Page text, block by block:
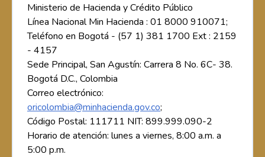
Ministerio de Hacienda y Crédito Público
Línea Nacional Min Hacienda : 01 8000 910071;
Teléfono en Bogotá - (57 1) 381 1700 Ext : 2159
- 4157
Sede Principal, San Agustín: Carrera 8 No. 6C- 38.
Bogotá D.C., Colombia
Correo electrónico:
oricolombia@minhacienda.gov.co;
Código Postal: 111711 NIT: 899.999.090-2
Horario de atención: lunes a viernes, 8:00 a.m. a
5:00 p.m.